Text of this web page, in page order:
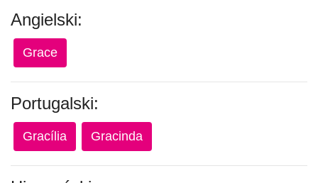
Angielski:
Grace
Portugalski:
Gracília Gracinda